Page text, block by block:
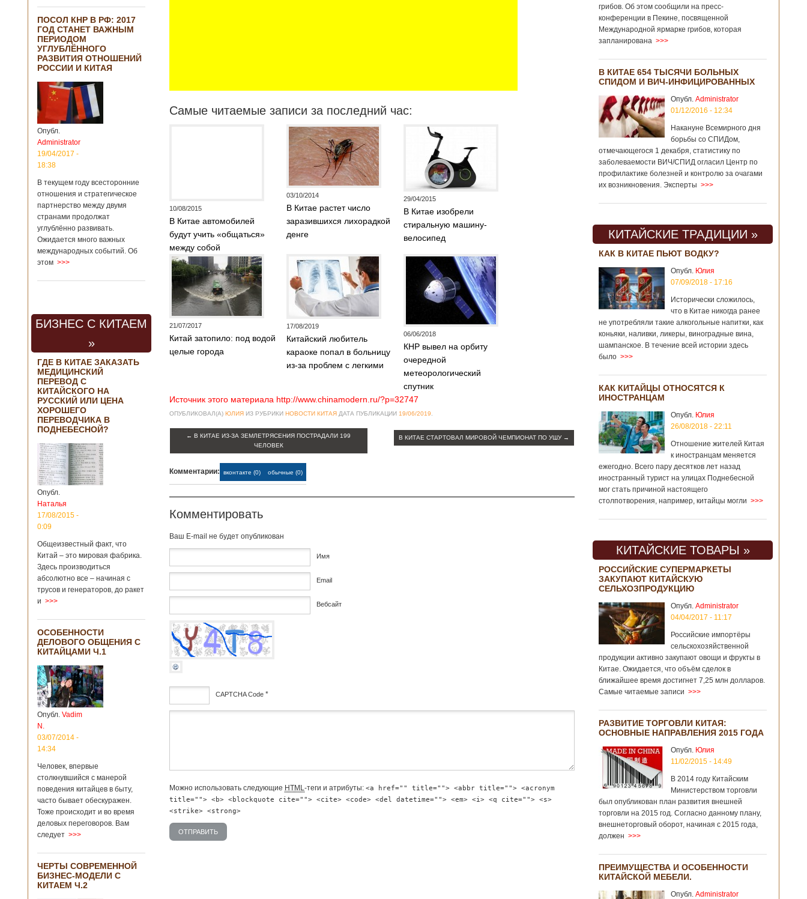
ПОСОЛ КНР В РФ: 2017
ГОД СТАНЕТ ВАЖНЫМ
ПЕРИОДОМ
УГЛУБЛЁННОГО
РАЗВИТИЯ ОТНОШЕНИЙ
РОССИИ И КИТАЯ
Опубл.
Administrator
19/04/2017 -
18:38
В текущем году всесторонние
отношения и стратегическое
партнерство между двумя
странами продолжат
углублённо развивать.
Ожидается много важных
международных событий. Об
этом >>>
БИЗНЕС С КИТАЕМ
»
ГДЕ В КИТАЕ ЗАКАЗАТЬ
МЕДИЦИНСКИЙ
ПЕРЕВОД С
КИТАЙСКОГО НА
РУССКИЙ ИЛИ ЦЕНА
ХОРОШЕГО
ПЕРЕВОДЧИКА В
ПОДНЕБЕСНОЙ?
Опубл.
Наталья
17/08/2015 -
0:09
Общеизвестный факт, что
Китай – это мировая фабрика.
Здесь производиться
абсолютно все – начиная с
трусов и генераторов, до ракет
и >>>
ОСОБЕННОСТИ
ДЕЛОВОГО ОБЩЕНИЯ С
КИТАЙЦАМИ Ч.1
Опубл. Vadim
N.
03/07/2014 -
14:34
Человек, впервые
столкнувшийся с манерой
поведения китайцев в быту,
часто бывает обескуражен.
Тоже происходит и во время
деловых переговоров. Вам
следует >>>
ЧЕРТЫ СОВРЕМЕННОЙ
БИЗНЕС-МОДЕЛИ С
КИТАЕМ Ч.2
Самые читаемые записи за последний час:
10/08/2015
В Китае автомобилей
будут учить «общаться»
между собой
03/10/2014
В Китае растет число
заразившихся лихорадкой
денге
29/04/2015
В Китае изобрели
стиральную машину-
велосипед
21/07/2017
Китай затопило: под водой
целые города
17/08/2019
Китайский любитель
караоке попал в больницу
из-за проблем с легкими
06/06/2018
КНР вывел на орбиту
очередной
метеорологический
спутник
Источник этого материала http://www.chinamodern.ru/?p=32747
ОПУБЛИКОВАЛ(А) ЮЛИЯ ИЗ РУБРИКИ НОВОСТИ КИТАЯ ДАТА ПУБЛИКАЦИИ 19/06/2019
← В КИТАЕ ИЗ-ЗА ЗЕМЛЕТРЯСЕНИЯ ПОСТРАДАЛИ 199
ЧЕЛОВЕК
В КИТАЕ СТАРТОВАЛ МИРОВОЙ ЧЕМПИОНАТ ПО УШУ →
Комментарии: вконтакте (0) обычные (0)
Комментировать
Baш E-mail не будет опубликован
Имя
Email
Вебсайт
CAPTCHA Code *
Можно использовать следующие HTML-теги и атрибуты: <a href="" title=""> <abbr title=""> <acronym
title=""> <b> <blockquote cite=""> <cite> <code> <del datetime=""> <em> <i> <q cite=""> <s>
<strike> <strong>
грибов. Об этом сообщили на пресс-
конференции в Пекине, посвященной
Международной ярмарке грибов, которая
запланирована >>>
В КИТАЕ 654 ТЫСЯЧИ БОЛЬНЫХ
СПИДОМ И ВИЧ-ИНФИЦИРОВАННЫХ
Опубл. Administrator
01/12/2016 - 12:34
Накануне Всемирного дня
борьбы со СПИДом,
отмечающегося 1 декабря, статистику по
заболеваемости ВИЧ/СПИД огласил Центр по
профилактике болезней и контролю за очагами
их возникновения. Эксперты >>>
КИТАЙСКИЕ ТРАДИЦИИ »
КАК В КИТАЕ ПЬЮТ ВОДКУ?
Опубл. Юлия
07/09/2018 - 17:16
Исторически сложилось,
что в Китае никогда ранее
не употребляли такие алкогольные напитки, как
коньяки, наливки, ликеры, виноградные вина,
шампанское. В течение всей истории здесь
было >>>
КАК КИТАЙЦЫ ОТНОСЯТСЯ К
ИНОСТРАНЦАМ
Опубл. Юлия
26/08/2018 - 22:11
Отношение жителей Китая
к иностранцам меняется
ежегодно. Всего пару десятков лет назад
иностранный турист на улицах Поднебесной
мог стать причиной настоящего
столпотворения, например, китайцы могли >>>
КИТАЙСКИЕ ТОВАРЫ »
РОССИЙСКИЕ СУПЕРМАРКЕТЫ
ЗАКУПАЮТ КИТАЙСКУЮ
СЕЛЬХОЗПРОДУКЦИЮ
Опубл. Administrator
04/04/2017 - 11:17
Российские импортёры
сельскохозяйственной
продукции активно закупают овощи и фрукты в
Китае. Ожидается, что объём сделок в
ближайшее время достигнет 7,25 млн долларов.
Самые читаемые записи >>>
РАЗВИТИЕ ТОРГОВЛИ КИТАЯ:
ОСНОВНЫЕ НАПРАВЛЕНИЯ 2015 ГОДА
Опубл. Юлия
11/02/2015 - 14:49
В 2014 году Китайским
Министерством торговли
был опубликован план развития внешней
торговли на 2015 год. Согласно данному плану,
внешнеторговый оборот, начиная с 2015 года,
должен >>>
ПРЕИМУЩЕСТВА И ОСОБЕННОСТИ
КИТАЙСКОЙ МЕБЕЛИ.
Опубл. Administrator